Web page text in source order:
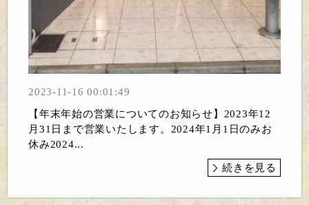
2023-11-16 00:01:49
【年末年始の営業についてのお知らせ】2023年12
月31日まで営業いたします。2024年1月1日のみお
休み2024...
続きを見る